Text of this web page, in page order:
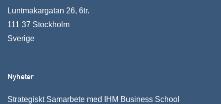
Luntmakargatan 26, 6tr.
111 37 Stockholm
Sverige
Nyheter
Strategiskt Samarbete med IHM Business School